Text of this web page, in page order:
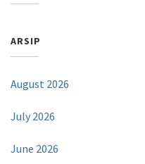
ARSIP
August 2026
July 2026
June 2026